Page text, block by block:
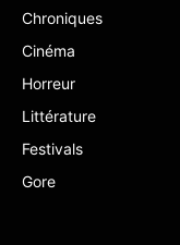
Chroniques
Cinéma
Horreur
Littérature
Festivals
Gore